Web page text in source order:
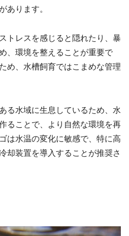
あります。
トレスを感じると隠れたり、暴
、環境を整えることが重要で
め、水槽飼育ではこまめな管理
る水域に生息しているため、水
ることで、より自然な環境を再
は水温の変化に敏感で、特に高
却装置を導入することが推奨さ